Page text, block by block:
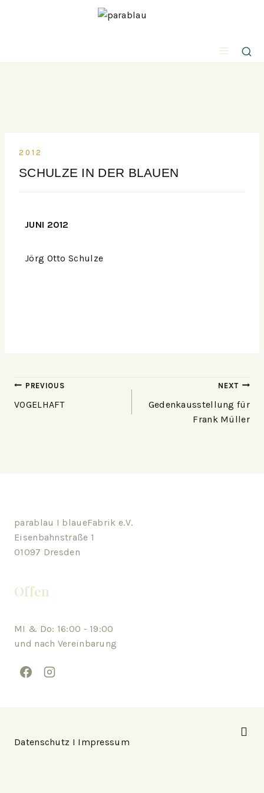
2012
SCHULZE IN DER BLAUEN
JUNI 2012
Jörg Otto Schulze
PREVIOUS
VOGELHAFT
NEXT
Gedenkausstellung für
Frank Müller
parablau I blaueFabrik e.V.
Eisenbahnstraße 1
01097 Dresden
Offen
MI & Do: 16:00 - 19:00
und nach Vereinbarung
Datenschutz I Impressum